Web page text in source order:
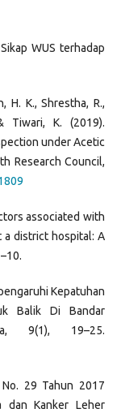
WUS terhadap
H. K., Shrestha, R.,
Tiwari, K. (2019).
under Acetic
Research Council,
associated with
a district hospital: A
Kepatuhan
Balik Di Bandar
9(1), 19–25.
No. 29 Tahun 2017
dan Kanker Leher